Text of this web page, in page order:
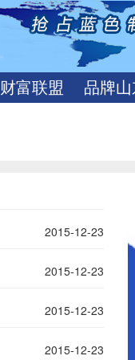
财富联盟 品牌
2015-12-23
2015-12-23
2015-12-23
2015-12-23